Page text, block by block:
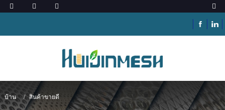
บ้าน สินค้าขายดี